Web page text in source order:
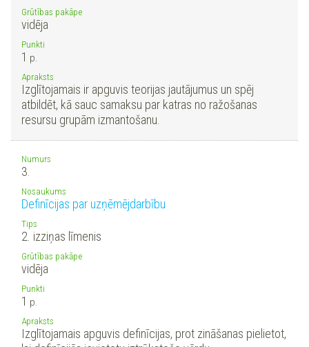
Grūtības pakāpe
vidēja
Punkti
1 p.
Apraksts
Izglītojamais ir apguvis teorijas jautājumus un spēj
atbildēt, kā sauc samaksu par katras no ražošanas
resursu grupām izmantošanu.
Numurs
3.
Nosaukums
Definīcijas par uzņēmējdarbību
Tips
2. izziņas līmenis
Grūtības pakāpe
vidēja
Punkti
1 p.
Apraksts
Izglītojamais apguvis definīcijas, prot zināšanas pielietot,